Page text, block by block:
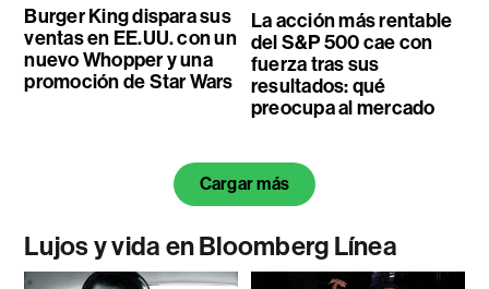
Burger King dispara sus
ventas en EE.UU. con un
nuevo Whopper y una
promoción de Star Wars
La acción más rentable
del S&P 500 cae con
fuerza tras sus
resultados: qué
preocupa al mercado
Cargar más
Lujos y vida en Bloomberg Línea